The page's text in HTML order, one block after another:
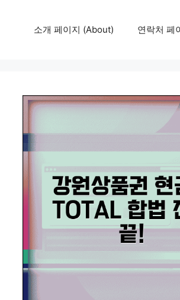
소개 페이지 (About) 연락처 페